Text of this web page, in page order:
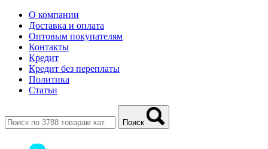
О компании
Доставка и оплата
Оптовым покупателям
Контакты
Кредит
Кредит без переплаты
Политика
Статьи
Поиск